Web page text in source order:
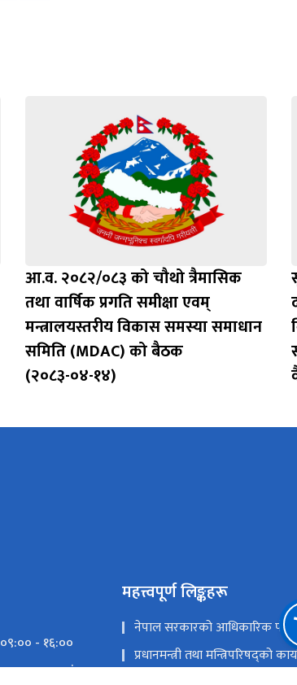
आ.व. २०८२/०८३ को चौथो त्रैमासिक
तथा वार्षिक प्रगति समीक्षा एवम्
मन्त्रालयस्तरीय विकास समस्या समाधान
समिति (MDAC) को बैठक
(२०८३-०४-१४)
०९:०० - १६:००
.
महत्त्वपूर्ण लिङ्कहरू
नेपाल सरकारको आधिकारिक
प्रधानमन्त्री तथा मन्त्रिपरिषद्को